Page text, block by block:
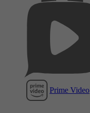
Prime Video